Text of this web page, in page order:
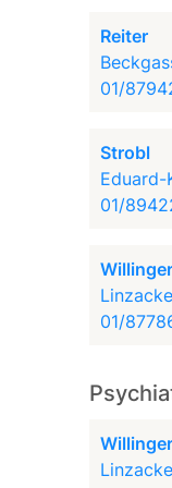
Reiter
01/
Strobl
Eduard-
01/
Willinger
01/
Willinger